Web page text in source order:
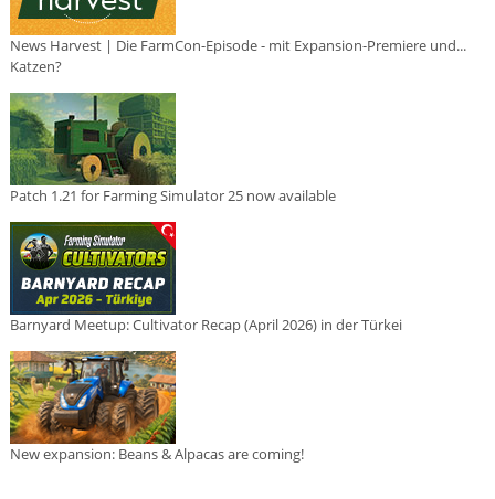
News Harvest | Die FarmCon-Episode - mit Expansion-Premiere und...
Katzen?
Patch 1.21 for Farming Simulator 25 now available
Barnyard Meetup: Cultivator Recap (April 2026) in der Türkei
New expansion: Beans & Alpacas are coming!